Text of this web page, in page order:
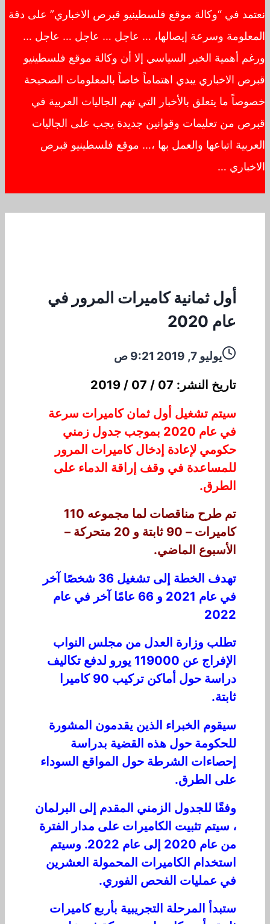
نعتمد في “وكالة موقع فلسطينيو قبرص الاخباري” على دقة
المعلومة وسرعة إيصالها، … عاجل … عاجل … عاجل …
ورغم أهمية الخبر السياسي إلا أن وكالة موقع فلسطينيو
قبرص الاخباري يبدي اهتماماً خاصاً بالمعلومات الصحيحة
خصوصاً ما يتعلق بالأخبار التي تهم الجاليات العربية في
قبرص من تعليمات وقوانين جديدة يجب على الجاليات
العربية اتباعها والعمل بها ،… موقع فلسطينيو قبرص
الاخباري …
أول ثمانية كاميرات المرور في
عام 2020
يوليو 7, 2019 9:21 ص
تاريخ النشر: 07 / 07 / 2019
سيتم تشغيل أول ثمان كاميرات سرعة
في عام 2020 بموجب جدول زمني
حكومي لإعادة إدخال كاميرات المرور
للمساعدة في وقف إراقة الدماء على
الطرق.
تم طرح مناقصات لما مجموعه 110
كاميرات – 90 ثابتة و 20 متحركة –
الأسبوع الماضي.
تهدف الخطة إلى تشغيل 36 شخصًا آخر
في عام 2021 و 66 عامًا آخر في عام
2022
تطلب وزارة العدل من مجلس النواب
الإفراج عن 119000 يورو لدفع تكاليف
دراسة حول أماكن تركيب 90 كاميرا
ثابتة.
سيقوم الخبراء الذين يقدمون المشورة
للحكومة حول هذه القضية بدراسة
إحصاءات الشرطة حول المواقع السوداء
على الطرق.
وفقًا للجدول الزمني المقدم إلى البرلمان
، سيتم تثبيت الكاميرات على مدار الفترة
من عام 2020 إلى عام 2022. وسيتم
استخدام الكاميرات المحمولة العشرين
في عمليات الفحص الفوري.
ستبدأ المرحلة التجريبية بأربع كاميرات